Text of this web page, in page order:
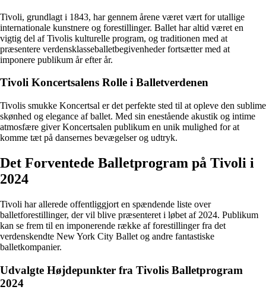
Tivoli, grundlagt i 1843, har gennem årene været vært for utallige
internationale kunstnere og forestillinger. Ballet har altid været en
vigtig del af Tivolis kulturelle program, og traditionen med at
præsentere verdensklasseballetbegivenheder fortsætter med at
imponere publikum år efter år.
Tivoli Koncertsalens Rolle i Balletverdenen
Tivolis smukke Koncertsal er det perfekte sted til at opleve den sublime
skønhed og elegance af ballet. Med sin enestående akustik og intime
atmosfære giver Koncertsalen publikum en unik mulighed for at
komme tæt på dansernes bevægelser og udtryk.
Det Forventede Balletprogram på Tivoli i
2024
Tivoli har allerede offentliggjort en spændende liste over
balletforestillinger, der vil blive præsenteret i løbet af 2024. Publikum
kan se frem til en imponerende række af forestillinger fra det
verdenskendte New York City Ballet og andre fantastiske
balletkompanier.
Udvalgte Højdepunkter fra Tivolis Balletprogram
2024